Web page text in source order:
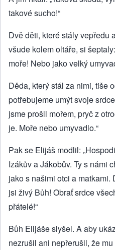
takové sucho!“
Dvě děti, které stály vepředu
všude kolem oltáře, si
moře! Nebo jako velký
Děda, který stál za nimi, tiše
potřebujeme umýt svoje
jsme prošli mořem, pryč z
je. Moře nebo umyvadlo.“
Pak se Elijáš modlil:
Izákův a Jákobův. Ty s námi
jako s našimi otci a matkami.
jsi živý Bůh! Obrať srdce
přátelé!“
Bůh Elijáše slyšel. A aby
nezrušil ani nepřerušil, že